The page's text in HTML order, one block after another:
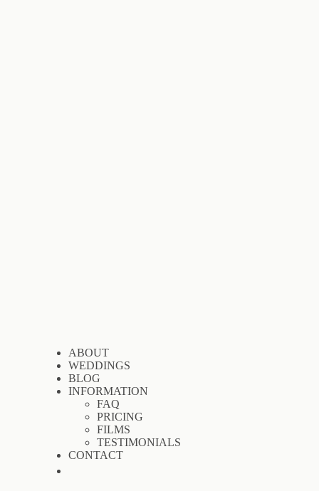
ABOUT
WEDDINGS
BLOG
INFORMATION
FAQ
PRICING
FILMS
TESTIMONIALS
CONTACT